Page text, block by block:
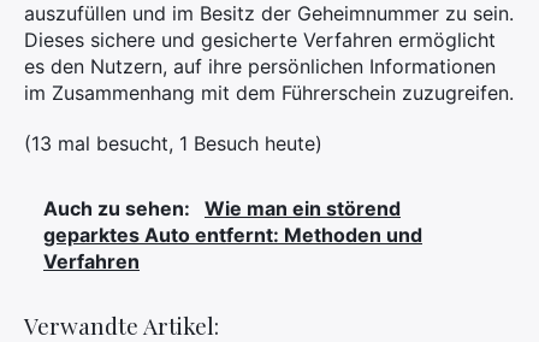
auszufüllen und im Besitz der Geheimnummer zu sein.
Dieses sichere und gesicherte Verfahren ermöglicht
es den Nutzern, auf ihre persönlichen Informationen
im Zusammenhang mit dem Führerschein zuzugreifen.
(13 mal besucht, 1 Besuch heute)
Auch zu sehen:
Wie man ein störend
geparktes Auto entfernt: Methoden und
Verfahren
Verwandte Artikel: